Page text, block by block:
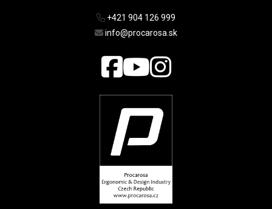
+421 904 126 999
info@procarosa.sk